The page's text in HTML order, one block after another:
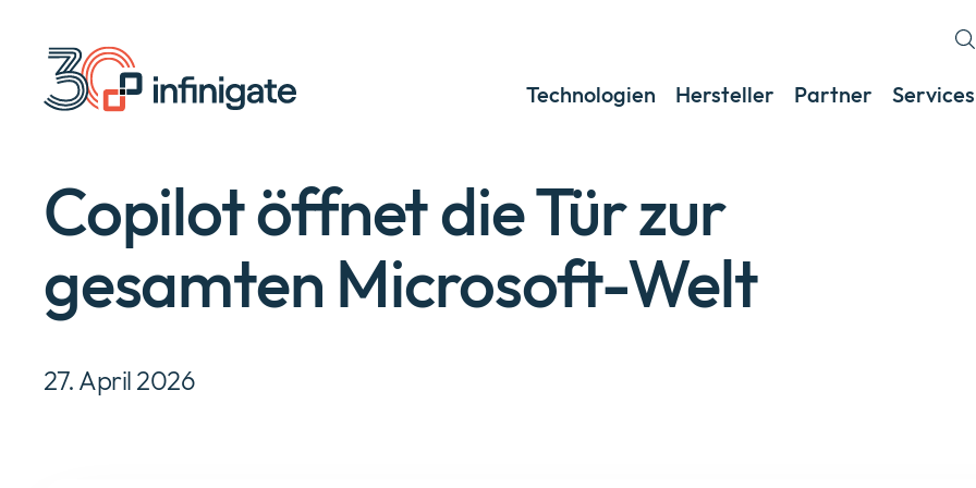
wechseln
Technologien
Hersteller Partner Services
Copilot öffnet die Tür zur
gesamten Microsoft-Welt
27. April 2026